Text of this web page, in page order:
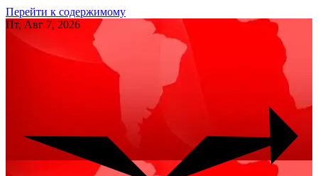
Перейти к содержимому
Пт, Авг 7, 2026